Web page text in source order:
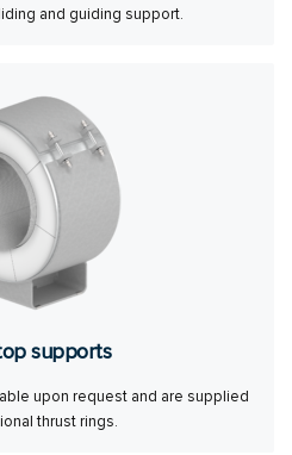
and guiding support.
supports
upon request and are supplied
thrust rings.